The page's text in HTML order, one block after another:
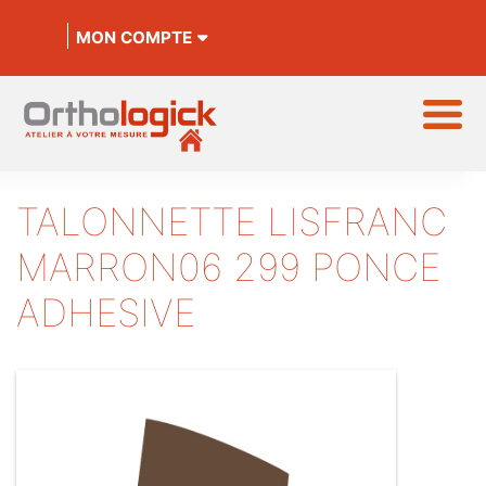
MON COMPTE
TALONNETTE LISFRANC
MARRON06 299 PONCE
ADHESIVE